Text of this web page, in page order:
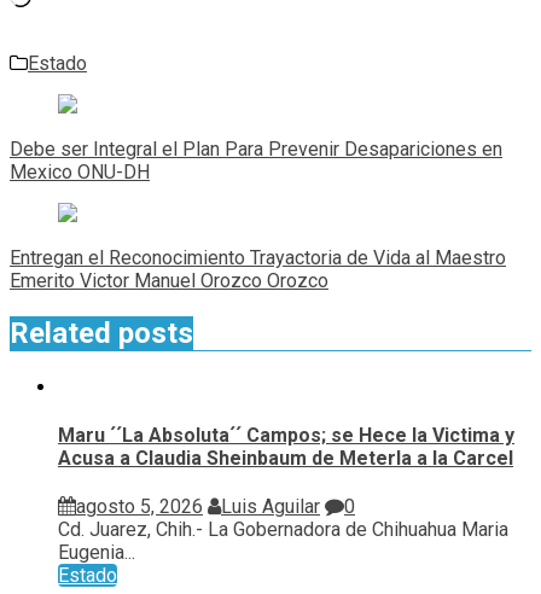
Estado
Navegación
de
entradas
Debe ser Integral el Plan Para Prevenir Desapariciones en
Mexico ONU-DH
Entregan el Reconocimiento Trayactoria de Vida al Maestro
Emerito Victor Manuel Orozco Orozco
Related posts
Maru ´´La Absoluta´´ Campos; se Hece la Victima y
Acusa a Claudia Sheinbaum de Meterla a la Carcel
agosto 5, 2026 Luis Aguilar
0
Cd. Juarez, Chih.- La Gobernadora de Chihuahua Maria
Eugenia...
Estado